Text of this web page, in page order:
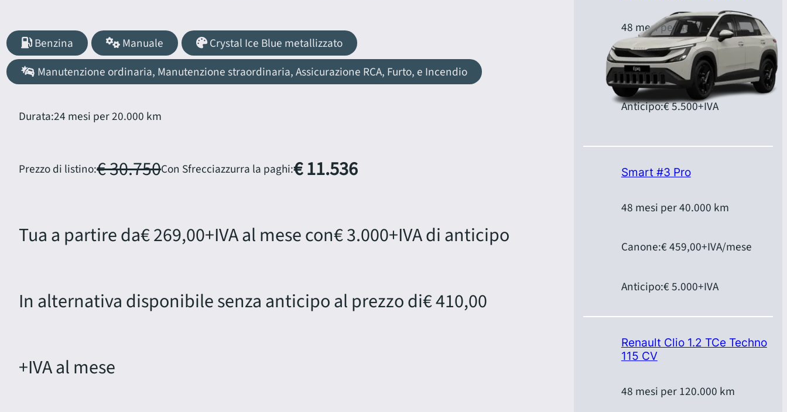
Benzina Manuale
Crystal Ice Blue metallizzato
Manutenzione ordinaria, Manutenzione straordinaria, Assicurazione RCA, Furto, e Incendio
Durata:24 mesi per 20.000 km
Prezzo di listino:€ 30.750Con Sfrecciazzurra la paghi:€ 11.536
Tua a partire da€ 269,00+IVA al mese con€ 3.000+IVA di anticipo
In alternativa disponibile senza anticipo al prezzo di€ 410,00
+IVA al mese
48 mesi per 40.000 km
Canone:€ 399,00+IVA/mese
Anticipo:€ 5.500+IVA
Smart #3 Pro
48 mesi per 40.000 km
Canone:€ 459,00+IVA/mese
Anticipo:€ 5.000+IVA
Renault Clio 1.2 TCe Techno
115 CV
48 mesi per 120.000 km